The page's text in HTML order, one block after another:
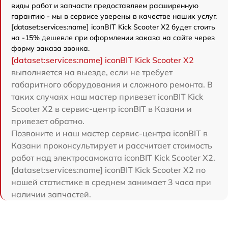
виды работ и запчасти предоставляем расширенную
гарантию - мы в сервисе уверены в качестве наших услуг.
[dataset:services:name] iconBIT Kick Scooter X2 будет стоить
на -15% дешевле при оформлении заказа на сайте через
форму заказа звонка.
[dataset:services:name] iconBIT Kick Scooter X2
выполняется на выезде, если не требует
габаритного оборудования и сложного ремонта. В
таких случаях наш мастер привезет iconBIT Kick
Scooter X2 в сервис-центр iconBIT в Казани и
привезет обратно.
Позвоните и наш мастер сервис-центра iconBIT в
Казани проконсультирует и рассчитает стоимость
работ над электросамоката iconBIT Kick Scooter X2.
[dataset:services:name] iconBIT Kick Scooter X2 по
нашей статистике в среднем занимает 3 часа при
наличии запчастей.